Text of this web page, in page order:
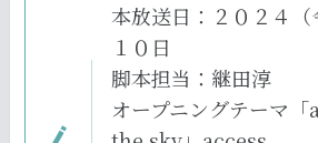
本放送日：２０２４（
１０日
脚本担当：継田淳
オープニングテーマ